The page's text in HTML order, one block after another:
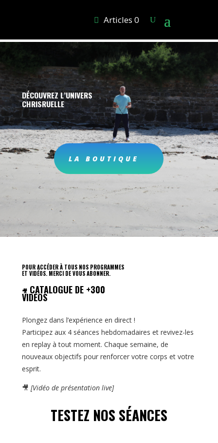
Articles 0
DÉCOUVREZ L’UNIVERS
CHRISRUELLE
LA BOUTIQUE
POUR ACCÉDER À TOUS NOS PROGRAMMES
ET VIDÉOS. MERCI DE VOUS ABONNER.
🎥CATALOGUE DE +300
VIDÉOS
Plongez dans l’expérience en direct !
Participez aux 4 séances hebdomadaires et revivez-les
en replay à tout moment. Chaque semaine, de
nouveaux objectifs pour renforcer votre corps et votre
esprit.
🎥 [Vidéo de présentation live]
TESTEZ NOS SÉANCES